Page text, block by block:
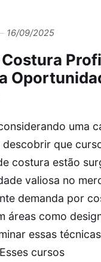
16/09/2025
uma
que
costura estão
valiosa no
demanda por
áreas como
essas
cursos